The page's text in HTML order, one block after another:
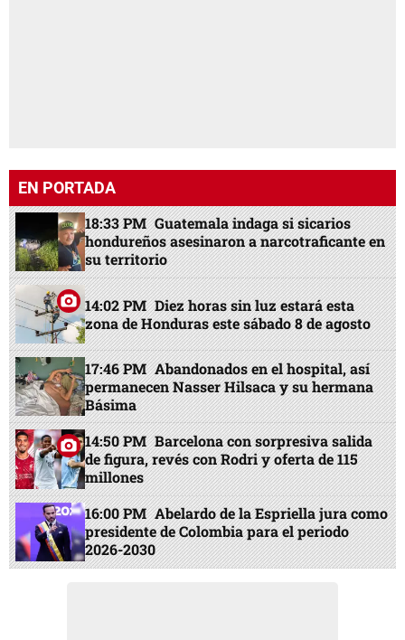
EN PORTADA
18:33 PM Guatemala indaga si sicarios
hondureños asesinaron a narcotraficante en
su territorio
14:02 PM Diez horas sin luz estará esta
zona de Honduras este sábado 8 de agosto
17:46 PM Abandonados en el hospital, así
permanecen Nasser Hilsaca y su hermana
Básima
14:50 PM Barcelona con sorpresiva salida
de figura, revés con Rodri y oferta de 115
millones
16:00 PM Abelardo de la Espriella jura como
presidente de Colombia para el periodo
2026-2030